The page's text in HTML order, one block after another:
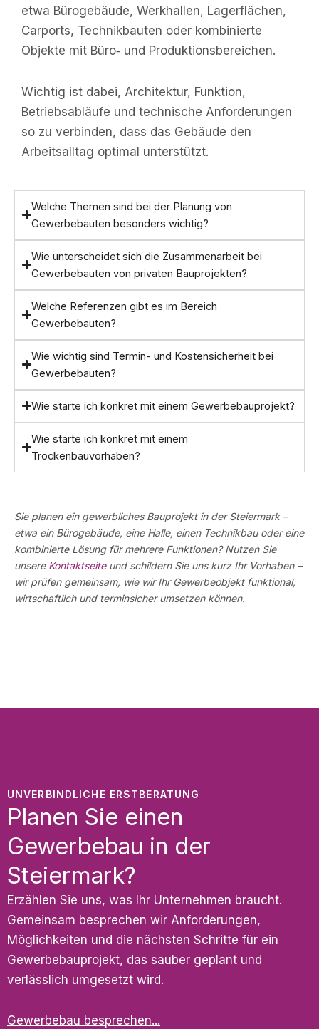
etwa Bürogebäude, Werkhallen, Lagerflächen,
Carports, Technikbauten oder kombinierte
Objekte mit Büro‑ und Produktionsbereichen.
Wichtig ist dabei, Architektur, Funktion,
Betriebsabläufe und technische Anforderungen
so zu verbinden, dass das Gebäude den
Arbeitsalltag optimal unterstützt.
Welche Themen sind bei der Planung von
Gewerbebauten besonders wichtig?
Wie unterscheidet sich die Zusammenarbeit bei
Gewerbebauten von privaten Bauprojekten?
Welche Referenzen gibt es im Bereich
Gewerbebauten?
Wie wichtig sind Termin- und Kostensicherheit bei
Gewerbebauten?
Wie starte ich konkret mit einem Gewerbebauprojekt?
Wie starte ich konkret mit einem
Trockenbauvorhaben?
Sie planen ein gewerbliches Bauprojekt in der Steiermark –
etwa ein Bürogebäude, eine Halle, einen Technikbau oder eine
kombinierte Lösung für mehrere Funktionen? Nutzen Sie
unsere Kontaktseiteund schildern Sie uns kurz Ihr Vorhaben –
wir prüfen gemeinsam, wie wir Ihr Gewerbeobjekt funktional,
wirtschaftlich und terminsicher umsetzen können.
UNVERBINDLICHE ERSTBERATUNG
Planen Sie einen
Gewerbebau in der
Steiermark?
Erzählen Sie uns, was Ihr Unternehmen braucht.
Gemeinsam besprechen wir Anforderungen,
Möglichkeiten und die nächsten Schritte für ein
Gewerbebauprojekt, das sauber geplant und
verlässlich umgesetzt wird.
Gewerbebau besprechen...